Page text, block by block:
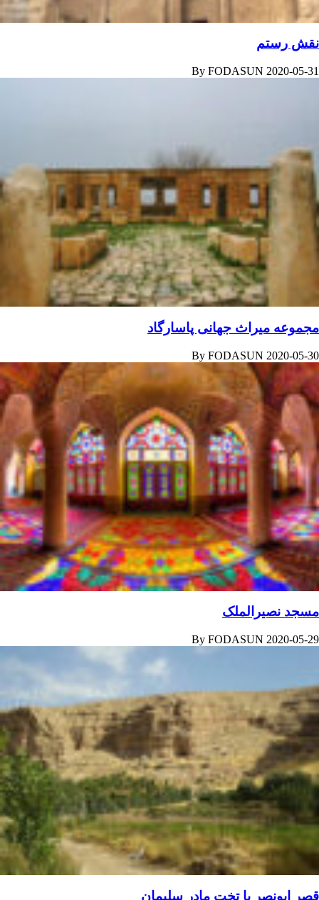
نقش رستم
By FODASUN 2020-05-31
مجموعه میراث جهانی پاسارگاد
By FODASUN 2020-05-30
مسجد نصیرالملک
By FODASUN 2020-05-29
قصر ابونصر یا تخت مادر سلیمان